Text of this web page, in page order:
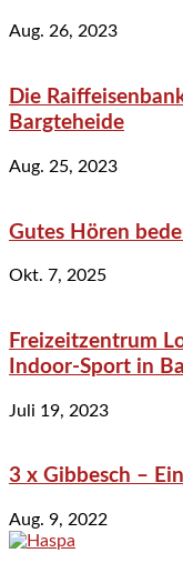
Aug. 26, 2023
Die
Bargteheide
Aug. 25, 2023
Gutes Hören
Okt. 7, 2025
Freizeitzentrum
Indoor-Sport in
Juli 19, 2023
3 x Gibbesch –
Aug. 9, 2022